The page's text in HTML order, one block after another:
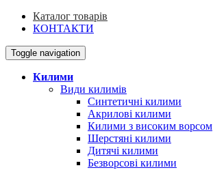
Каталог товарів
КОНТАКТИ
Toggle navigation
Килими
Види килимів
Синтетичні килими
Акрилові килими
Килими з високим ворсом
Шерстяні килими
Дитячі килими
Безворсові килими